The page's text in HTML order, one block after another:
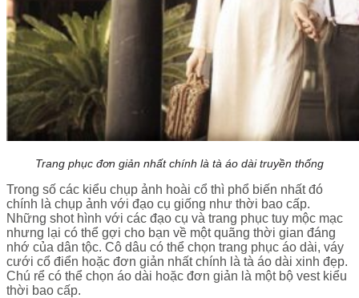
Trang phục đơn giản nhất chính là tà áo dài truyền thống
Trong số các kiểu chụp ảnh hoài cổ thì phổ biến nhất đó
chính là chụp ảnh với đạo cụ giống như thời bao cấp.
Những shot hình với các đạo cụ và trang phục tuy mộc mạc
nhưng lại có thể gợi cho bạn về một quãng thời gian đáng
nhớ của dân tộc. Cô dâu có thể chọn trang phục áo dài, váy
cưới cổ điển hoặc đơn giản nhất chính là tà áo dài xinh đẹp.
Chú rể có thể chọn áo dài hoặc đơn giản là một bộ vest kiểu
thời bao cấp.